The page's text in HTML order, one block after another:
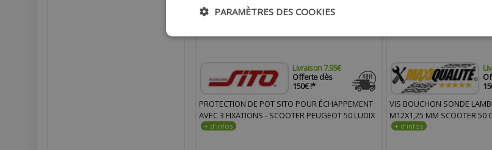
Livraison 7.95€
Offerte dès
150€ !*
PROTECTION DE POT SITO POUR ÉCHAPPEMENT
AVEC 3 FIXATIONS - SCOOTER PEUGEOT 50 LUDIX
VIS BOUCHON SONDE
M12X1,25 MM SCOOTER 50
PARAMÈTRES DES COOKIES